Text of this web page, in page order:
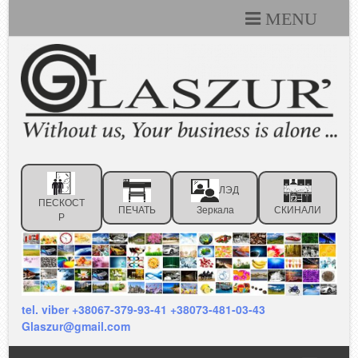
MENU
Каталоги
Технические условия
Портфолио
Контакты
Отзывы клиентов
ПЕСКОСТ
Р
ПЕЧАТЬ
ЛЭД
Зеркала
СКИНАЛИ
tel. viber +38067-379-93-41 +38073-481-03-43
Glaszur@gmail.com